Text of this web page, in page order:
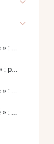
Écran « Tarifs et Disponibilité » : création de réservations
Écran « Tarif et Disponibilité » : paramètres supplémentaires pour les réservations dans le panier
Écran « Tarifs et Disponibilité » : Services supplémentaires
Écran « Tarifs et Disponibilité » : possibilités étendues